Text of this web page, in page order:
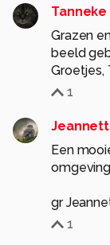
Tanneke
Grazen
beeld
Groetjes,
1
Een
gr
1